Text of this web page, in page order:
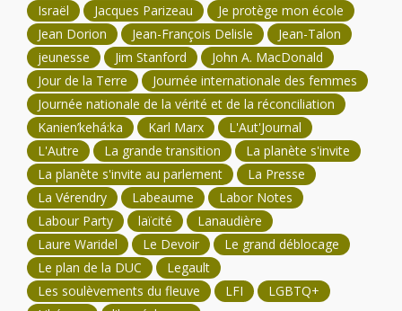
Israël
Jacques Parizeau
Je protège mon école
Jean Dorion
Jean-François Delisle
Jean-Talon
jeunesse
Jim Stanford
John A. MacDonald
Jour de la Terre
Journée internationale des femmes
Journée nationale de la vérité et de la réconciliation
Kanien’kehá:ka
Karl Marx
L'Aut'Journal
L'Autre
La grande transition
La planète s'invite
La planète s'invite au parlement
La Presse
La Vérendry
Labeaume
Labor Notes
Labour Party
laïcité
Lanaudière
Laure Waridel
Le Devoir
Le grand déblocage
Le plan de la DUC
Legault
Les soulèvements du fleuve
LFI
LGBTQ+